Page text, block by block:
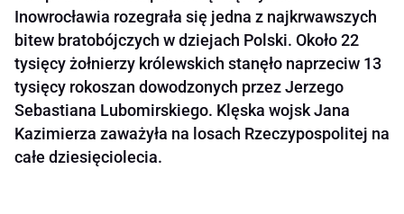
Inowrocławia rozegrała się jedna z najkrwawszych
bitew bratobójczych w dziejach Polski. Około 22
tysięcy żołnierzy królewskich stanęło naprzeciw 13
tysięcy rokoszan dowodzonych przez Jerzego
Sebastiana Lubomirskiego. Klęska wojsk Jana
Kazimierza zaważyła na losach Rzeczypospolitej na
całe dziesięciolecia.